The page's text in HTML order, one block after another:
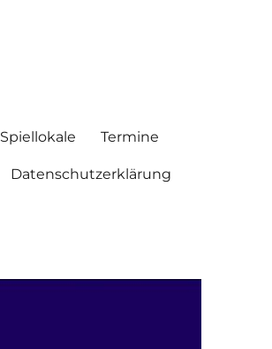
Spiellokale Termine
Datenschutzerklärung